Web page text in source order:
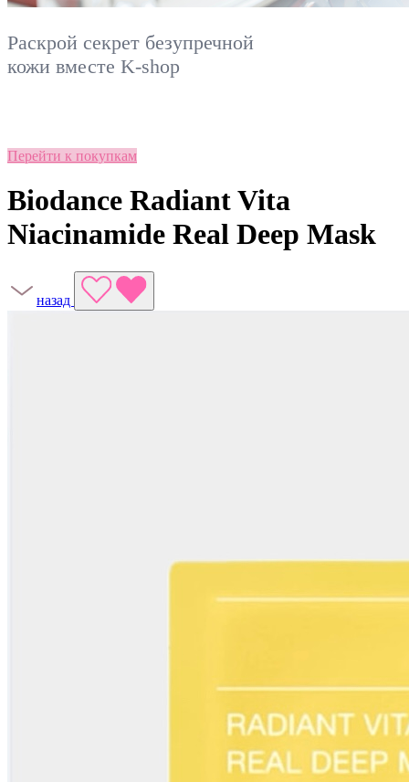
Раскрой секрет безупречной
кожи вместе K-shop
Перейти к покупкам
Biodance Radiant Vita
Niacinamide Real Deep Mask
назад